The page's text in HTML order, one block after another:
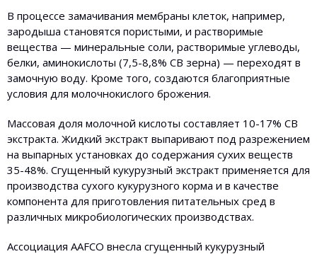
В процессе замачивания мембраны клеток, например,
зародыша становятся пористыми, и растворимые
вещества — минеральные соли, растворимые углеводы,
белки, аминокислоты (7,5-8,8% СВ зерна) — переходят в
замочную воду. Кроме того, создаются благоприятные
условия для молочнокислого брожения.
Массовая доля молочной кислоты составляет 10-17% СВ
экстракта. Жидкий экстракт выпаривают под разрежением
на выпарных установках до содержания сухих веществ
35-48%. Сгущенный кукурузный экстракт применяется для
производства сухого кукурузного корма и в качестве
компонента для приготовления питательных сред в
различных микробиологических производствах.
Ассоциация AAFCO внесла сгущенный кукурузный